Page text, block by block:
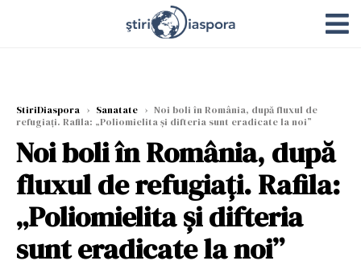
StiriDiaspora › Sanatate › Noi boli în România, după fluxul de
refugiați. Rafila: „Poliomielita și difteria sunt eradicate la noi”
Noi boli în România, după
fluxul de refugiați. Rafila:
„Poliomielita și difteria
sunt eradicate la noi”